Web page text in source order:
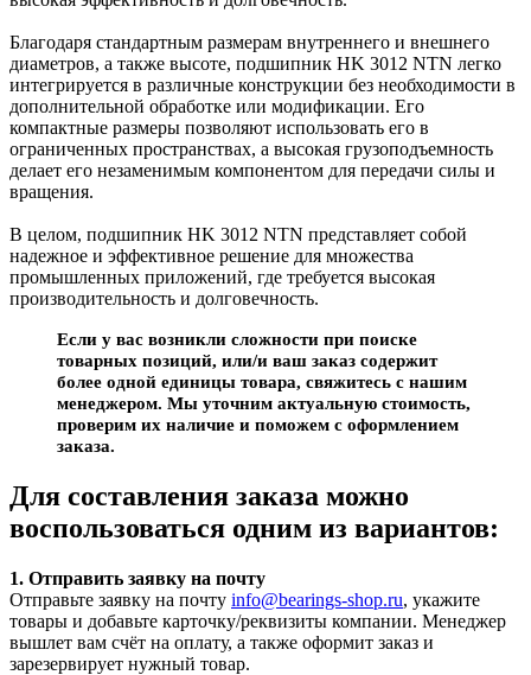
Благодаря стандартным размерам внутреннего и внешнего
диаметров, а также высоте, подшипник HK 3012 NTN легко
интегрируется в различные конструкции без необходимости в
дополнительной обработке или модификации. Его
компактные размеры позволяют использовать его в
ограниченных пространствах, а высокая грузоподъемность
делает его незаменимым компонентом для передачи силы и
вращения.
В целом, подшипник HK 3012 NTN представляет собой
надежное и эффективное решение для множества
промышленных приложений, где требуется высокая
производительность и долговечность.
Если у вас возникли сложности при поиске
товарных позиций, или/и ваш заказ содержит
более одной единицы товара, свяжитесь с нашим
менеджером. Мы уточним актуальную стоимость,
проверим их наличие и поможем с оформлением
заказа.
Для составления заказа можно
воспользоваться одним из вариантов:
1. Отправить заявку на почту
Отправьте заявку на почту info@bearings-shop.ru, укажите
товары и добавьте карточку/реквизиты компании. Менеджер
вышлет вам счёт на оплату, а также оформит заказ и
зарезервирует нужный товар.